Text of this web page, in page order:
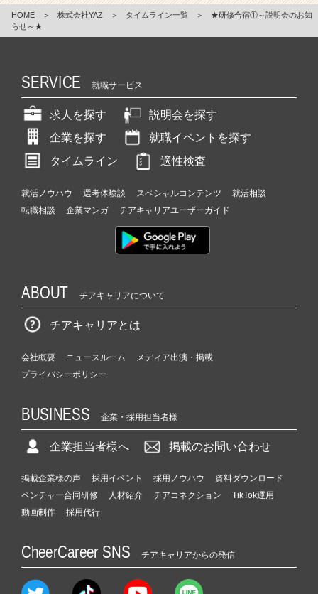
HOME ＞ 株式会社YAZ ＞ タイムライン一覧 ＞
★研修合宿①～説明会のお知
らせ～★
SERVICE 就職サービス
求人を探す
説明会を探す
企業を探す
就職イベントを探す
タイムライン
適性検査
就活ノウハウ 選考体験談 スペシャルコンテンツ
就活相談
転職相談
企業マンガ チアキャリアユーザーガイド
ABOUT チアキャリアについて
チアキャリアとは
会社概要 ニュースルーム
メディア出演・掲載
プライバシーポリシー
BUSINESS 企業・採用担当者様
企業担当者様へ 掲載のお問い合わせ
掲載企業様の声 採用イベント 採用ノウハウ
資料ダウンロード
ベンチャー合同研修
人材紹介 チアコネクション
TikTok運用
動画制作
採用代行
CheerCareer SNS チアキャリアからの発信